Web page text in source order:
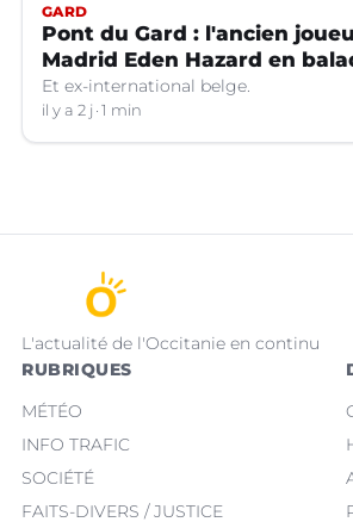
GARD
Pont du Gard : l'ancien
Madrid Eden Hazard en
Et ex-international belge.
il y a 2 j 1 min
L'actualité de l'Occitanie en continu
RUBRIQUES
MÉTÉO
INFO TRAFIC
SOCIÉTÉ
FAITS-DIVERS / JUSTICE